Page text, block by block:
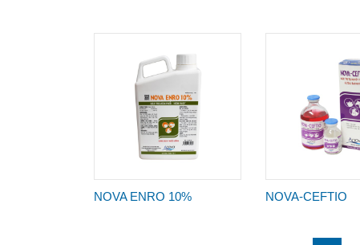
NOVA ENRO 10% NOVA-CEFTIO